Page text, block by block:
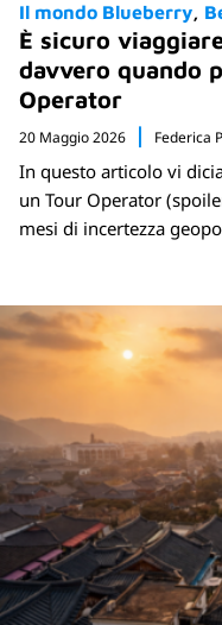
Il mondo Blueberry
È sicuro
davvero quando
Operator
20 Maggio 2026 Federica
In questo articolo vi
un Tour Operator
mesi di incertezza